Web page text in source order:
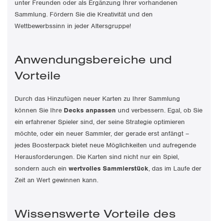
unter Freunden oder als Ergänzung Ihrer vorhandenen
Sammlung. Fördern Sie die Kreativität und den
Wettbewerbssinn in jeder Altersgruppe!
Anwendungsbereiche und
Vorteile
Durch das Hinzufügen neuer Karten zu Ihrer Sammlung
können Sie Ihre Decks anpassen und verbessern. Egal, ob Sie
ein erfahrener Spieler sind, der seine Strategie optimieren
möchte, oder ein neuer Sammler, der gerade erst anfängt –
jedes Boosterpack bietet neue Möglichkeiten und aufregende
Herausforderungen. Die Karten sind nicht nur ein Spiel,
sondern auch ein wertvolles Sammlerstück, das im Laufe der
Zeit an Wert gewinnen kann.
Wissenswerte Vorteile des